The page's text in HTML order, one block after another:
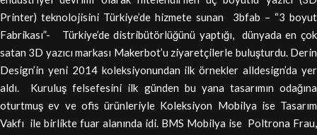
Printer) teknolojisini Türkiye’de hizmete sunan 3bfab – “3 boyut
Fabrikası”- Türkiye’de distribütörlüğünü yaptığı, dünyada en çok
satan 3D yazıcı markası Makerbot’u ziyaretçilerle buluşturdu. Derin
Design’in yeni 2014 koleksiyonundan ilk örnekler alldesign’da yer
aldı. Kuruluş felsefesini ilk günden bu yana tasarımın odağına
oturtmuş ev ve ofis ürünleriyle Koleksiyon Mobilya ise Tasarım
Vakfı ile birlikte fuar alanında idi. BMS Mobilya ise Poltrona Frau,